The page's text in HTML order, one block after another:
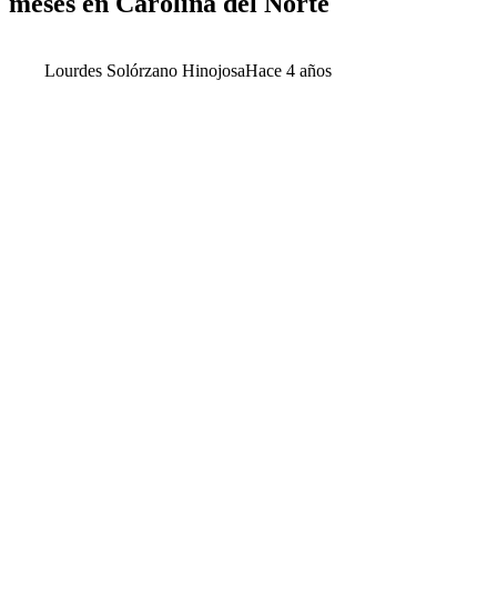
Lourdes Solórzano HinojosaHace 4 años